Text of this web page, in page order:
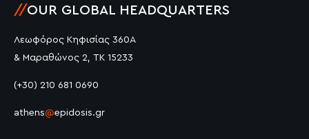
//OUR GLOBAL HEADQUARTERS
Λεωφόρος Κηφισίας 360Α
& Μαραθώνος 2, ΤΚ 15233
(+30) 210 681 0690
athens@epidosis.gr